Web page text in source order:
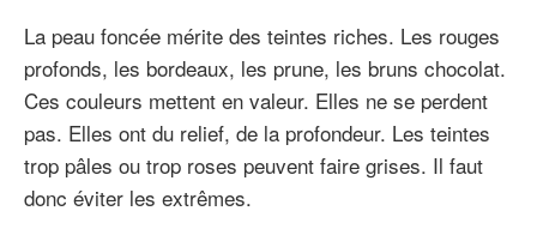
La peau foncée mérite des teintes riches. Les rouges
profonds, les bordeaux, les prune, les bruns chocolat.
Ces couleurs mettent en valeur. Elles ne se perdent
pas. Elles ont du relief, de la profondeur. Les teintes
trop pâles ou trop roses peuvent faire grises. Il faut
donc éviter les extrêmes.